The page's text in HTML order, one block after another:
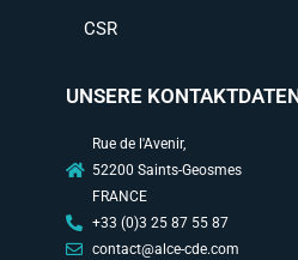
CSR
UNSERE
Rue de l'Avenir,
52200 Saints-Geosmes
FRANCE
+33 (0)3 25 87 55 87
contact@alce-cde.com